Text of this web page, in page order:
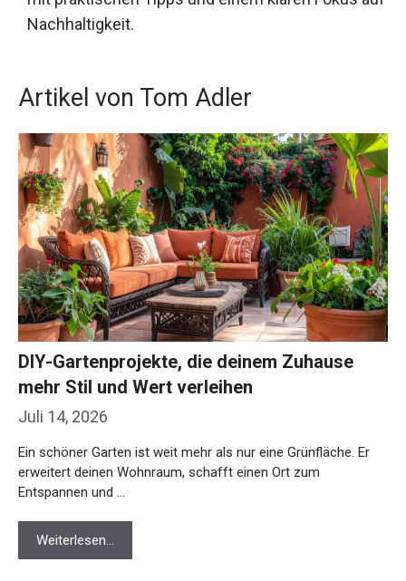
Nachhaltigkeit.
Artikel von Tom Adler
Juli 14, 2026
DIY-Gartenprojekte, die deinem Zuhause
mehr Stil und Wert verleihen
Ein schöner Garten ist weit mehr als nur eine Grünfläche. Er
erweitert deinen Wohnraum, schafft einen Ort zum
Entspannen und …
Weiterlesen…